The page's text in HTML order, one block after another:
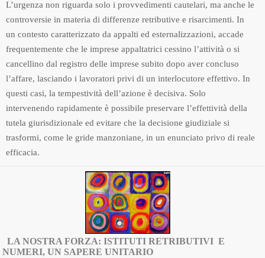
L’urgenza non riguarda solo i provvedimenti cautelari, ma anche le
controversie in materia di differenze retributive e risarcimenti. In
un contesto caratterizzato da appalti ed esternalizzazioni, accade
frequentemente che le imprese appaltatrici cessino l’attività o si
cancellino dal registro delle imprese subito dopo aver concluso
l’affare, lasciando i lavoratori privi di un interlocutore effettivo. In
questi casi, la tempestività dell’azione è decisiva. Solo
intervenendo rapidamente è possibile preservare l’effettività della
tutela giurisdizionale ed evitare che la decisione giudiziale si
trasformi, come le gride manzoniane, in un enunciato privo di reale
efficacia.
LA NOSTRA FORZA: ISTITUTI RETRIBUTIVI E
NUMERI, UN SAPERE UNITARIO